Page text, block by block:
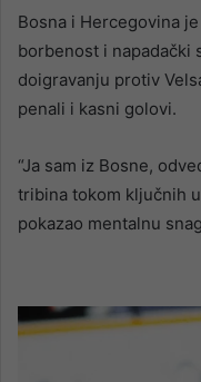
Bosna i Hercegovina
borbenost i napadački
doigravanju protiv
penali i kasni golovi.
“Ja sam iz Bosne,
tribina tokom ključnih
pokazao mentalnu